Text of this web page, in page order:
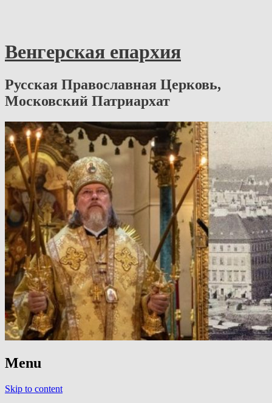
Венгерская епархия
Русская Православная Церковь,
Московский Патриархат
Menu
Skip to content